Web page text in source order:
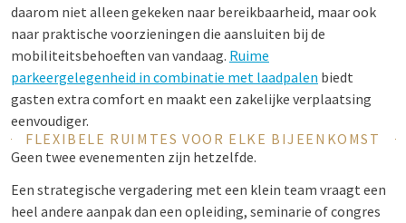
daarom niet alleen gekeken naar bereikbaarheid, maar ook
naar praktische voorzieningen die aansluiten bij de
mobiliteitsbehoeften van vandaag. Ruime
parkeergelegenheid in combinatie met laadpalen biedt
gasten extra comfort en maakt een zakelijke verplaatsing
eenvoudiger.
FLEXIBELE RUIMTES VOOR ELKE BIJEENKOMST
Geen twee evenementen zijn hetzelfde.
Een strategische vergadering met een klein team vraagt een
heel andere aanpak dan een opleiding, seminarie of congres